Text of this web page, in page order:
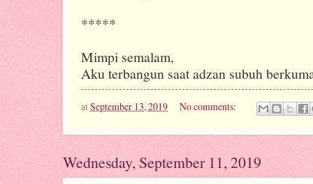
*****
Mimpi semalam,
Aku terbangun saat adzan subuh
atSeptember 13, 2019 No comments:
Wednesday, September 11, 2019